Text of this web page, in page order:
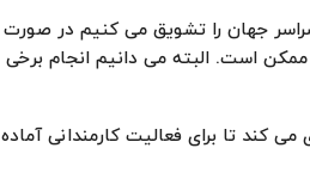
جهان را تشویق می کنیم در صورت
کنند. هدف ما کاهش احتمال شیوع ویروس کووید۱۹ تا حد ممکن است. البته می دانیم انجام برخی
می کند تا برای فعالیت کارمندانی آماده